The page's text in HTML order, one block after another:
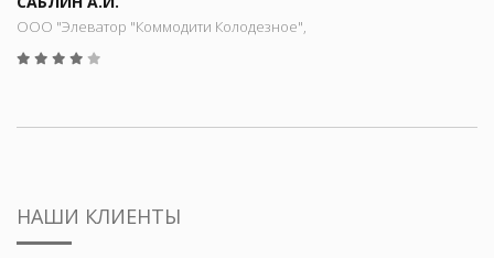
ООО "Элеватор "Коммодити Колодезное",
НАШИ КЛИЕНТЫ